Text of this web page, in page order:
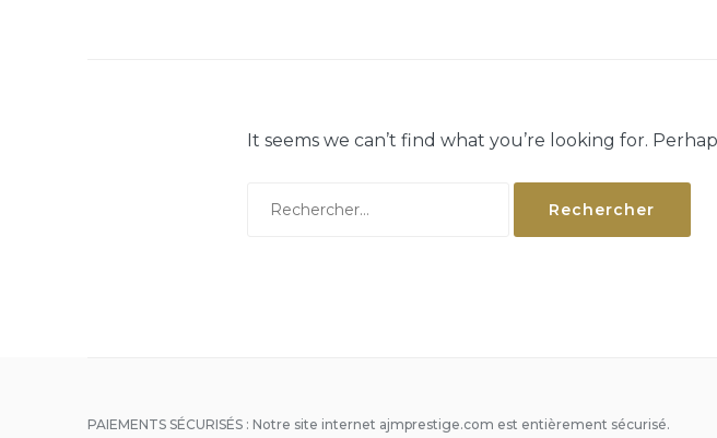
It seems we can’t find what you’re looking for.
PAIEMENTS SÉCURISÉS : Notre site internet ajmprestige.com est entièrement sécurisé.